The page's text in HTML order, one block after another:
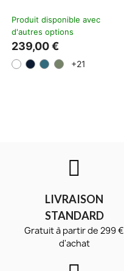
Produit disponible avec
d'autres options
239,00 €
+21
LIVRAISON
STANDARD
Gratuit à partir de 299 €
d'achat